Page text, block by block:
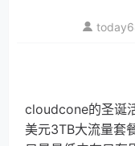
cloudcone的圣诞
美元3TB大流量套